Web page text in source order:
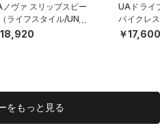
ノヴァ スリップスピー
ライフスタイル/UNIS
）
18,920
UAドライ
パイクレ
MEN）
￥
をもっと見る